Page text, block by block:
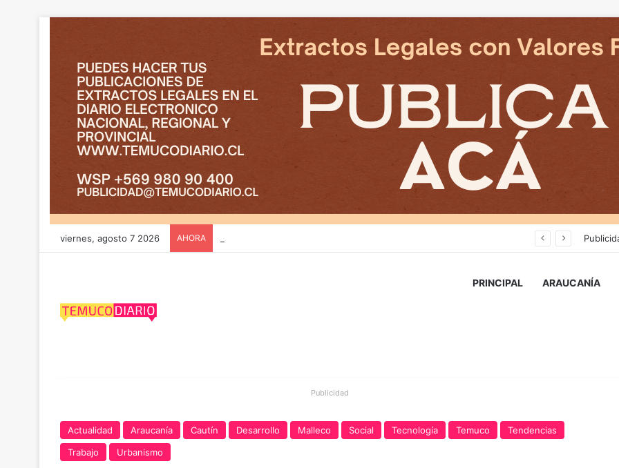
viernes, agosto 7 2026 AHORA
PRINCIPAL ARAUCANÍA
Publicidad
Actualidad Araucanía Cautín Desarrollo Malleco Social Tecnología Temuco
Tendencias
Trabajo
Urbanismo